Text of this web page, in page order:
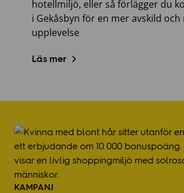
hotellmiljö, eller så förlägger du
i Gekåsbyn för en mer avskild
upplevelse
Läs mer
KAMPANJ